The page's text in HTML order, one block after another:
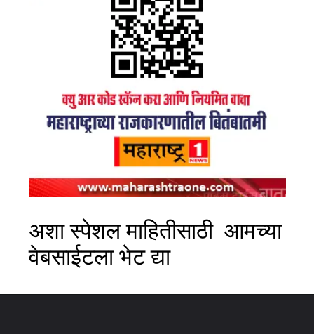
अशा स्पेशल माहितीसाठी आमच्या
वेबसाईटला भेट द्या